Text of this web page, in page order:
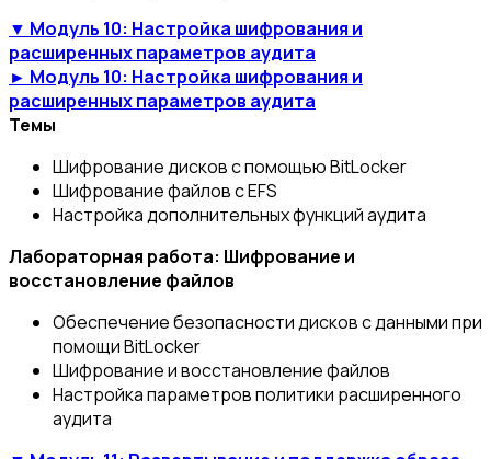
▼ Модуль 10: Настройка шифрования и
расширенных параметров аудита
► Модуль 10: Настройка шифрования и
расширенных параметров аудита
Темы
Шифрование дисков с помощью BitLocker
Шифрование файлов с EFS
Настройка дополнительных функций аудита
Лабораторная работа: Шифрование и
восстановление файлов
Обеспечение безопасности дисков с данными при
помощи BitLocker
Шифрование и восстановление файлов
Настройка параметров политики расширенного
аудита